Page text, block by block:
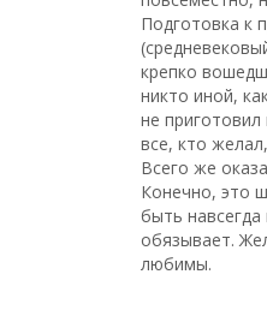
Подготовка к
крепко
никто иной,
не
все, кто
Всего же
Конечно, это
быть
обязывает.
любимы.